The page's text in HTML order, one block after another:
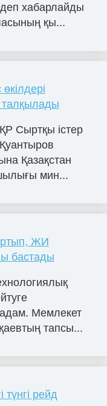
хабарлайды
қы...
талқылады
Сыртқы істер
Қазақстан
мин...
ЖИ
бастады
Мемлекет
тапсы...
түнгі рейд